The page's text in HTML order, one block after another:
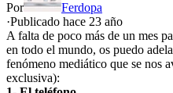
Por
Ferdopa
·Publicado hace 23 año
A falta de poco más de un mes
en todo el mundo, os puedo
fenómeno mediático que se nos
exclusiva):